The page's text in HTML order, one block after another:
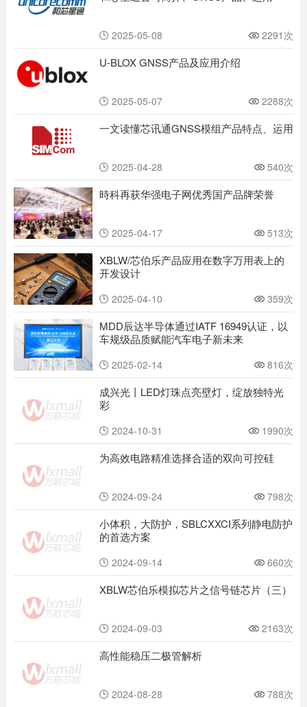
2025-05-08 2291次
U-BLOX GNSS产品及应用介绍
2025-05-07 2288次
一文读懂芯讯通GNSS模组产品特点、运用
2025-04-28 540次
時科再获华强电子网优秀国产品牌荣誉
2025-04-17 513次
XBLW/芯伯乐产品应用在数字万用表上的
开发设计
2025-04-10 359次
MDD辰达半导体通过IATF 16949认证，以
车规级品质赋能汽车电子新未来
2025-02-14 816次
成兴光丨LED灯珠点亮壁灯，绽放独特光
彩
2024-10-31 1990次
为高效电路精准选择合适的双向可控硅
2024-09-24 798次
小体积，大防护，SBLCXXCI系列静电防护
的首选方案
2024-09-14 660次
XBLW芯伯乐模拟芯片之信号链芯片（三）
2024-09-03 2163次
高性能稳压二极管解析
2024-08-28 788次